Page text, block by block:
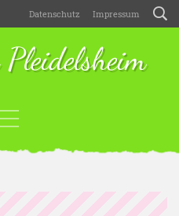
Datenschutz Impressum